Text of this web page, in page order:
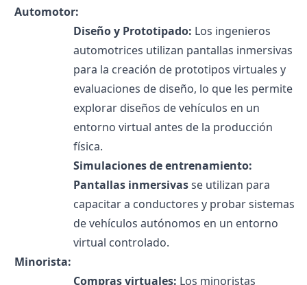
Automotor:
Diseño y Prototipado: Los ingenieros
automotrices utilizan pantallas inmersivas
para la creación de prototipos virtuales y
evaluaciones de diseño, lo que les permite
explorar diseños de vehículos en un
entorno virtual antes de la producción
física.
Simulaciones de entrenamiento:
Pantallas inmersivasse utilizan para
capacitar a conductores y probar sistemas
de vehículos autónomos en un entorno
virtual controlado.
Minorista:
Compras virtuales: Los minoristas